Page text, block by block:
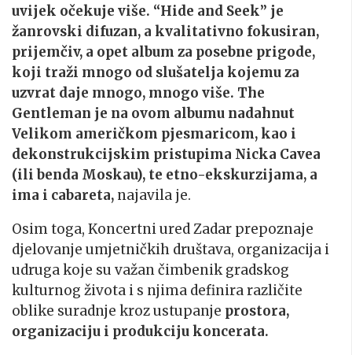
uvijek očekuje više. “Hide and Seek” je
žanrovski difuzan, a kvalitativno fokusiran,
prijemčiv, a opet album za posebne prigode,
koji traži mnogo od slušatelja kojemu za
uzvrat daje mnogo, mnogo više. The
Gentleman je na ovom albumu nadahnut
Velikom američkom pjesmaricom, kao i
dekonstrukcijskim pristupima Nicka Cavea
(ili benda Moskau), te etno-ekskurzijama, a
ima i cabareta, najavila je.
Osim toga, Koncertni ured Zadar prepoznaje
djelovanje umjetničkih društava, organizacija i
udruga koje su važan čimbenik gradskog
kulturnog života i s njima definira različite
oblike suradnje kroz ustupanje prostora,
organizaciju i produkciju koncerata.